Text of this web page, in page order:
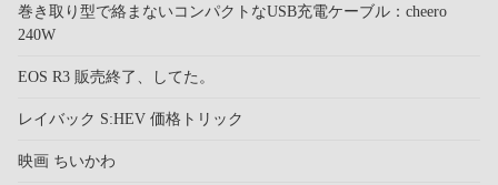
巻き取り型で絡まないコンパクトなUSB充電ケーブル：cheero
240W
EOS R3 販売終了、してた。
レイバック S:HEV 価格トリック
映画 ちいかわ